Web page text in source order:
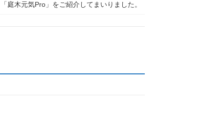
「庭木元気Pro」をご紹介してまいりました。